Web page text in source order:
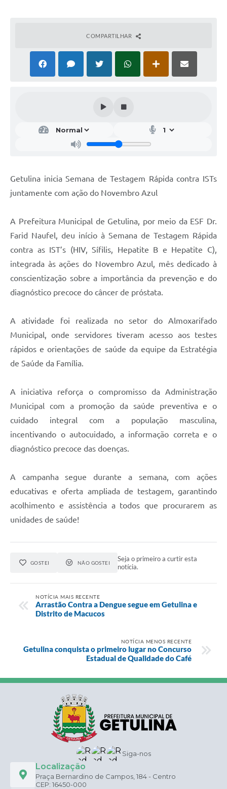
COMPARTILHAR
Getulina inicia Semana de Testagem Rápida contra ISTs
juntamente com ação do Novembro Azul
A Prefeitura Municipal de Getulina, por meio da ESF Dr.
Farid Naufel, deu início à Semana de Testagem Rápida
contra as IST’s (HIV, Sífilis, Hepatite B e Hepatite C),
integrada às ações do Novembro Azul, mês dedicado à
conscientização sobre a importância da prevenção e do
diagnóstico precoce do câncer de próstata.
A atividade foi realizada no setor do Almoxarifado
Municipal, onde servidores tiveram acesso aos testes
rápidos e orientações de saúde da equipe da Estratégia
de Saúde da Família.
A iniciativa reforça o compromisso da Administração
Municipal com a promoção da saúde preventiva e o
cuidado integral com a população masculina,
incentivando o autocuidado, a informação correta e o
diagnóstico precoce das doenças.
A campanha segue durante a semana, com ações
educativas e oferta ampliada de testagem, garantindo
acolhimento e assistência a todos que procurarem as
unidades de saúde!
GOSTEI NÃO GOSTEI
Seja o primeiro a curtir esta
notícia.
NOTÍCIA MAIS RECENTE
Arrastão Contra a Dengue segue em Getulina e
Distrito de Macucos
NOTÍCIA MENOS RECENTE
Getulina conquista o primeiro lugar no Concurso
Estadual de Qualidade do Café
Siga-nos
Localização
Praça Bernardino de Campos, 184 - Centro
CEP: 16450-000